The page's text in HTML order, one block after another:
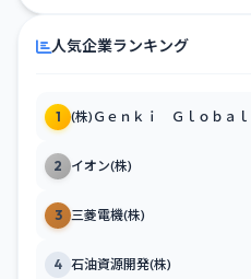
人気企業ランキング
1 (株)Ｇｅｎｋｉ Ｇｌｏｂａ
2 イオン(株)
3 三菱電機(株)
4 石油資源開発(株)